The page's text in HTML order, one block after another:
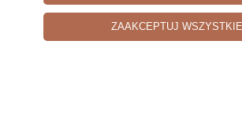
ZAAKCEPTUJ WSZYSTKIE